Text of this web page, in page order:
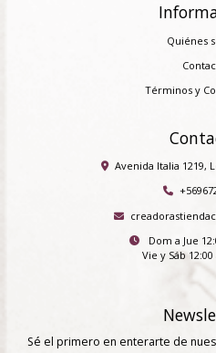
Quiénes
Términos y
Avenida Italia 1219,
Dom a Jue
Vie y Sáb
Sé el primero en enterarte de